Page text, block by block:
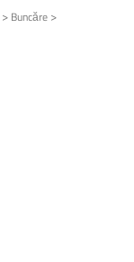
> Buncăre >